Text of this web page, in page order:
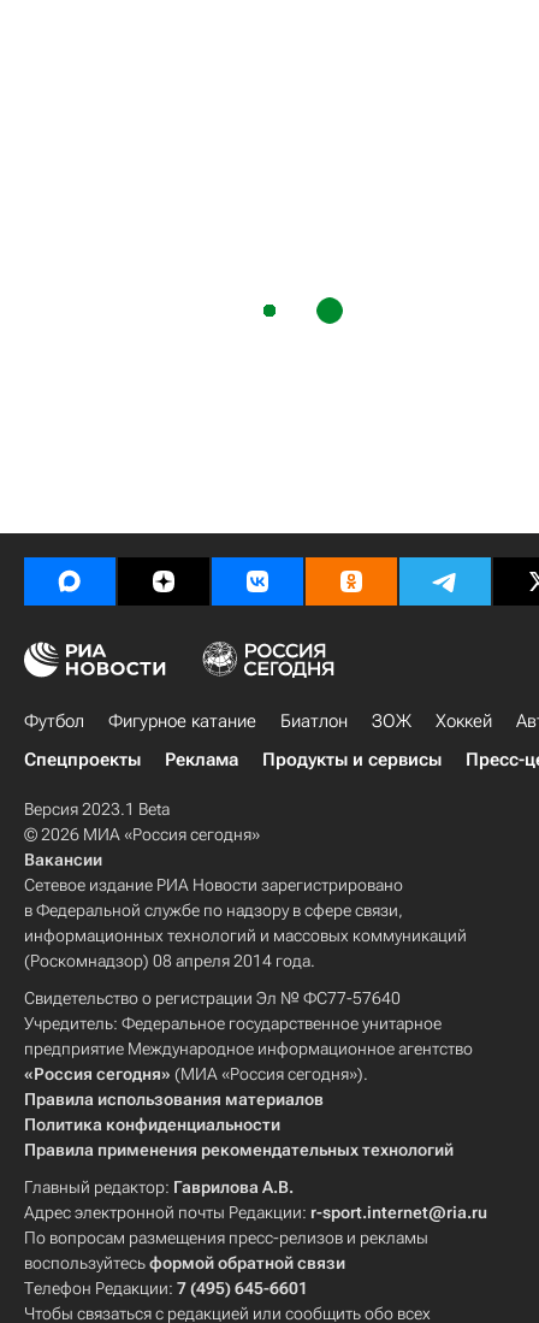
Футбол Фигурное катание Биатлон ЗОЖ Хоккей
Спецпроекты
Реклама Продукты и сервисы Пресс-
Версия 2023.1 Beta
© 2026 МИА «Россия сегодня»
Вакансии
Сетевое издание РИА Новости зарегистрировано
в Федеральной службе по надзору в сфере связи,
информационных технологий и массовых коммуникаций
(Роскомнадзор) 08 апреля 2014 года.
Свидетельство о регистрации Эл № ФС77-57640
Учредитель: Федеральное государственное унитарное
предприятие Международное информационное агентство
«Россия сегодня» (МИА «Россия сегодня»).
Правила использования материалов
Политика конфиденциальности
Правила применения рекомендательных технологий
Главный редактор: Гаврилова А.В.
Адрес электронной почты Редакции: r-sport.internet@ria.ru
По вопросам размещения пресс-релизов и рекламы
воспользуйтесьформой обратной связи
Телефон Редакции: 7 (495) 645-6601
Чтобы связаться с редакцией или сообщить обо всех